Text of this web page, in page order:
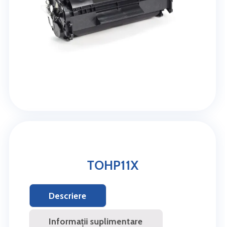
TOHP11X
Descriere
Informații suplimentare